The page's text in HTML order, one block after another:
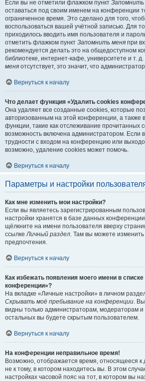
Если вы не отметили флажком пункт Запомнить
оставаться под своим именем на конференции
ограниченное время. Это сделано для того,
воспользоваться вашей учётной записью. Для
приходилось вводить имя пользователя и
отметить флажком пункт Запомнить меня при
рекомендуется делать это на общедоступном
библиотеке, интернет-кафе, университете и т. д.
меня отсутствует, это значит, что
Вернуться к началу
Что делает функция «Удалить cookies
Она удаляет все созданные cookies, которые
авторизованным на этой конференции, а также
функции, такие как отслеживание прочитанных
возможность включена администратором. Если
трудности с входом на конференцию или
возможно, удаление cookies может помочь.
Вернуться к началу
Параметры и настройки
Как мне изменить мои настройки?
Если вы являетесь зарегистрированным
настройки хранятся в базе данных
щёлкните на имени пользователя вверху
ссылкеЛичный раздел. Там вы можете изменить
предпочтения.
Вернуться к началу
Как избежать появления моего имени в
конференции»?
На вкладке «Личные настройки» в личном
Скрывать моё пребывание на конференции.
видны только администраторам, модераторам
остальных вы будете скрытым пользователем.
Вернуться к началу
На конференции неправильное время!
Возможно, отображается время, относящееся к
не к тому, в котором находитесь вы. В этом
настройках часовой пояс на тот, в котором вы